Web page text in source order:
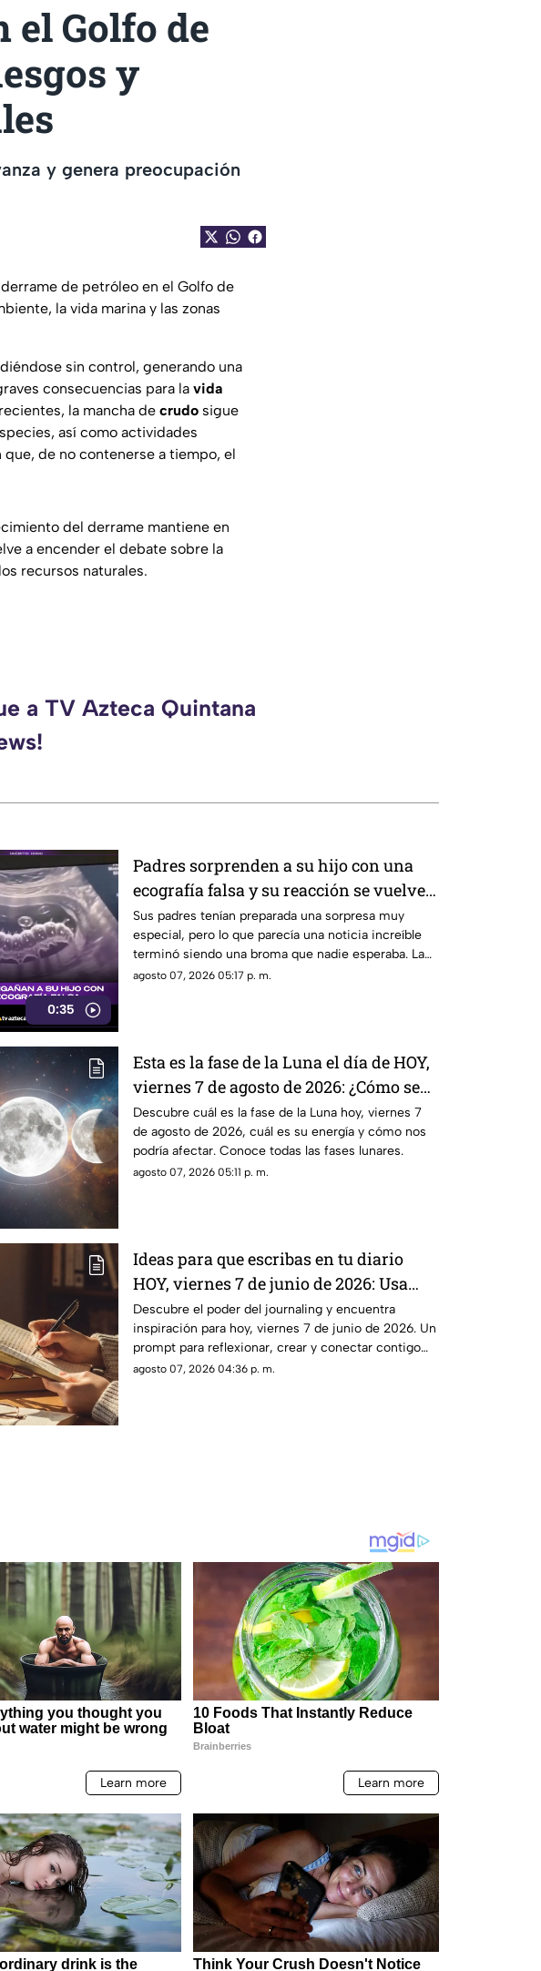
el Golfo de
y
y genera preocupación
de petróleo en el Golfo de
la vida marina y las zonas
sin control, generando una
consecuencias para la vida
la mancha de crudo sigue
así como actividades
que, de no contenerse a tiempo, el
del derrame mantiene en
a encender el debate sobre la
recursos naturales.
a TV Azteca Quintana
0:35
Padres sorprenden a su hijo con una
ecografía falsa y su reacción se vuelve
inolvidable
Sus padres tenían preparada una sorpresa muy
especial, pero lo que parecía una noticia increíble
terminó siendo una broma que nadie esperaba. La
reacción de su hijo asi quedó grabada.
agosto 07, 2026 05:17 p. m.
Esta es la fase de la Luna el día de HOY,
viernes 7 de agosto de 2026: ¿Cómo se
verá el astro durante la noche?
Descubre cuál es la fase de la Luna hoy, viernes 7
de agosto de 2026, cuál es su energía y cómo nos
podría afectar. Conoce todas las fases lunares.
agosto 07, 2026 05:11 p. m.
Ideas para que escribas en tu diario
HOY, viernes 7 de junio de 2026: Usa
este journal prompt y termina tu día
lleno de gratitud
Descubre el poder del journaling y encuentra
inspiración para hoy, viernes 7 de junio de 2026. Un
prompt para reflexionar, crear y conectar contigo
mismo.
agosto 07, 2026 04:36 p. m.